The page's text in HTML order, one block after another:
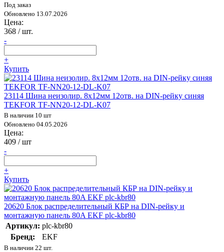
Под заказ
Обновлено 13.07.2026
Цена:
368 / шт.
-
+
Купить
23114 Шина неизолир. 8х12мм 12отв. на DIN-рейку синяя
TEKFOR TF-NN20-12-DL-K07
В наличии 10 шт
Обновлено 04.05.2026
Цена:
409 / шт
-
+
Купить
20620 Блок распределительный КБР на DIN-рейку и
монтажную панель 80A EKF plc-kbr80
Артикул: plc-kbr80
Бренд:
EKF
В наличии 22 шт.